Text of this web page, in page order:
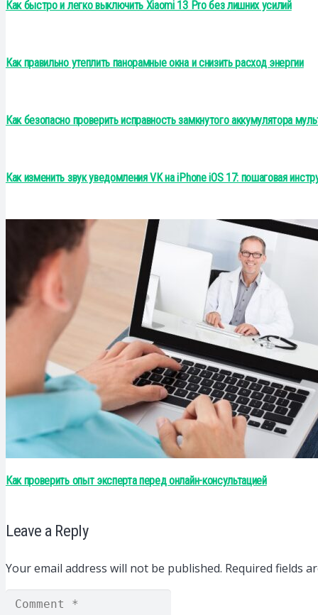
Как быстро и легко выключить Xiaomi 13 Pro без лишних усилий
Как правильно утеплить панорамные окна и снизить расход энергии
Как безопасно проверить исправность замкнутого аккумулятора
Как изменить звук уведомления VK на iPhone iOS 17: пошаговая
Как проверить опыт эксперта перед онлайн-консультацией
Leave a Reply
Your email address will not be published. Required fields